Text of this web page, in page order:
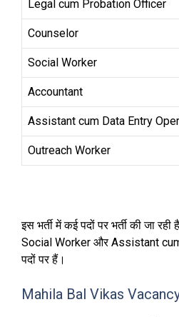
Legal cum Probation Officer
Counselor
Social Worker
Accountant
Assistant cum Data Entry
Outreach Worker
इस भर्ती में कई पदों पर भर्ती की जा
Social Worker और Assistant
पदों पर हैं।
Mahila Bal Vikas